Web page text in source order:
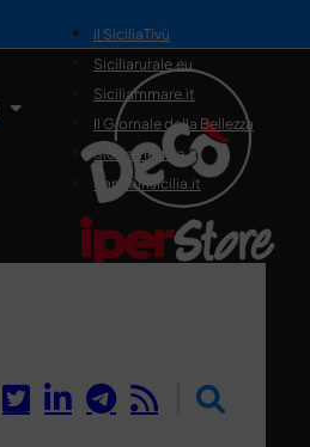
il SiciliaTivù
Siciliarurale.eu
Siciliammare.it
Il Giornale della Bellezza
Siciliamedica.it
Sanitainsicilia.it